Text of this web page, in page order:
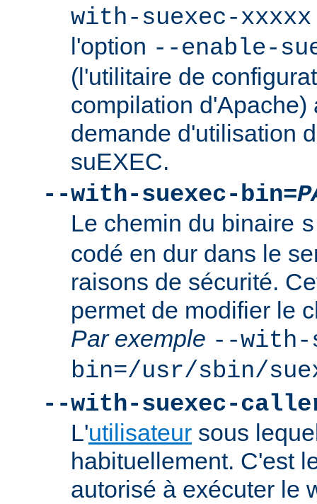
with-suexec-xxxxx
l'option --enable-
(l'utilitaire de
compilation d'Apache)
demande d'utilisation
suEXEC.
--with-suexec-bin=
Le chemin du binaire
codé en dur dans le
raisons de sécurité.
permet de modifier le
Par exemple --with-
bin=/usr/sbin/
--with-suexec-
L'utilisateur sous
habituellement. C'est
autorisé à exécuter le